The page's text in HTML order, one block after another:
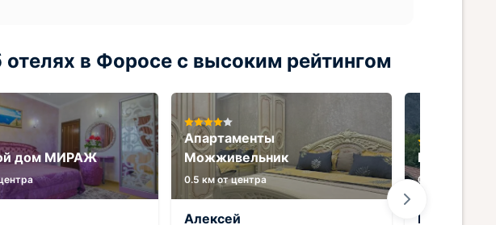
в Форосе с высоким рейтингом
дом МИРАЖ
Апартаменты
Можживельник
0.5 км от центра
Алексей
Гостевой
0.4 км от
Виктор